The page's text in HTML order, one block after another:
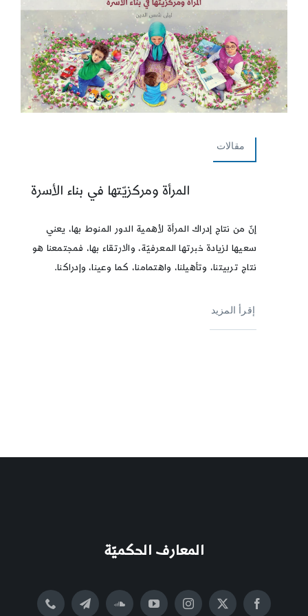
مقالات
المرأة ومركزيّتها في بناء الأسرة
إنّ من نتاج إدراك المرأة لأهمية الدور المنوط بها، يعني
سعيها لزيادة خبرتها المعرفيّة، والارتقاء بها، فمجتمعنا هو
نتاج تربيتنا، وتأهيلنا، واهتمامنا، كما وعينا، وإدراكنا.
إقرأ المزيد
المعارف الحكميّة